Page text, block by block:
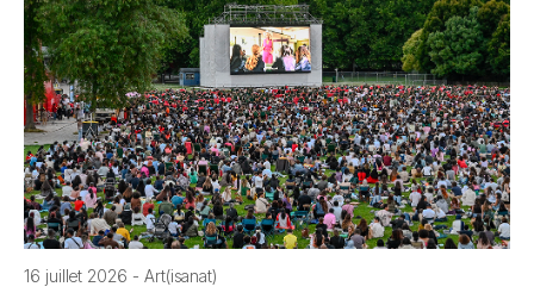
16 juillet 2026 - Art(isanat)